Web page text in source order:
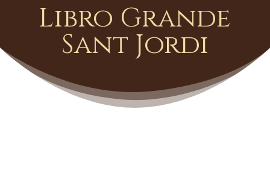
Libro Grande
Sant Jordi